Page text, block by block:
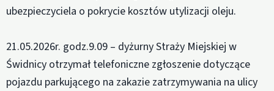
ubezpieczyciela o pokrycie kosztów utylizacji oleju.
21.05.2026r. godz.9.09 – dyżurny Straży Miejskiej w
Świdnicy otrzymał telefoniczne zgłoszenie dotyczące
pojazdu parkującego na zakazie zatrzymywania na ulicy